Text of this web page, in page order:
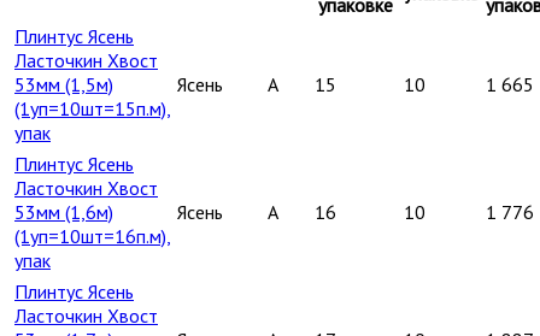
Плинтус Ясень
Ласточкин Хвост
53мм (1,5м)
(1уп=10шт=15п.м),
упак
Ясень A 15 10 1 665
Плинтус Ясень
Ласточкин Хвост
53мм (1,6м)
(1уп=10шт=16п.м),
упак
Ясень A 16 10 1 776
Плинтус Ясень
Ласточкин Хвост